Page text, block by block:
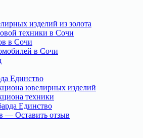
изделий из золота
техники в Сочи
в Сочи
в Сочи
Единство
ювелирных изделий
техники
Единство
— Оставить отзыв